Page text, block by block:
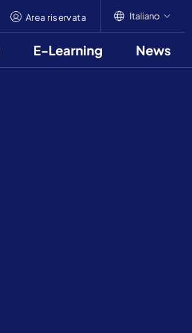
Area riservata
Italiano
Italiano
E-Learning News